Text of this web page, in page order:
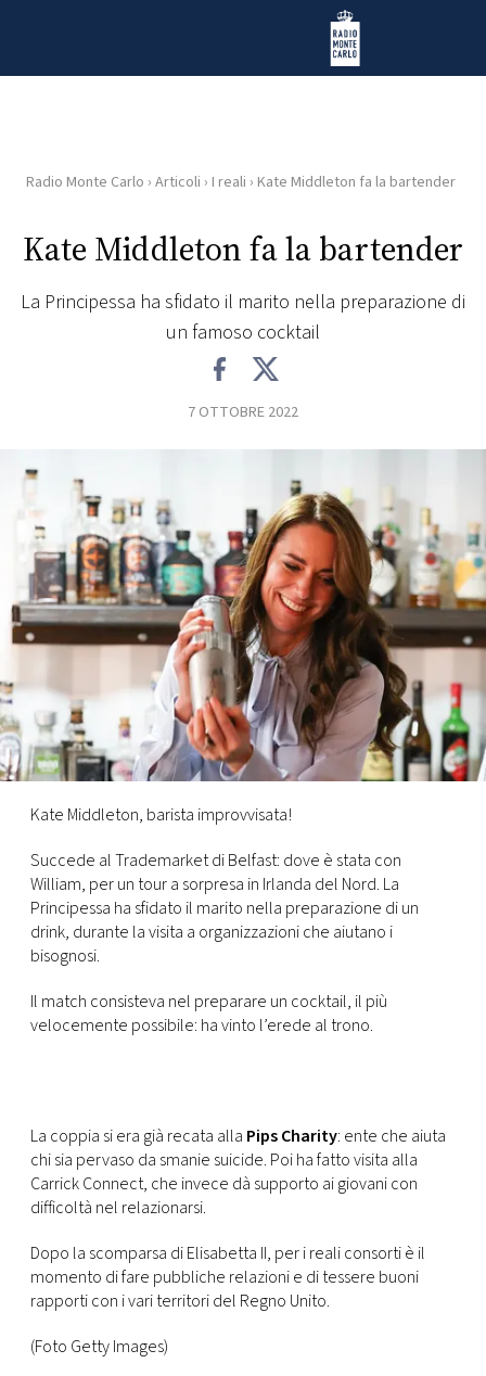
Radio Monte Carlo
HOME
RADIO
WEB
NEWS
FOTO
CONCORSI
EVENTI
VIDEO
TV
PRINCIPATO
DI
MONACO
RMC
Radio Monte Carlo › Articoli › I reali › Kate Middleton fa la bartender
Kate Middleton fa la bartender
La Principessa ha sfidato il marito nella preparazione di
un famoso cocktail
7 OTTOBRE 2022
Kate Middleton, barista improvvisata!
Succede al Trademarket di Belfast: dove è stata con
William, per un tour a sorpresa in Irlanda del Nord. La
Principessa ha sfidato il marito nella preparazione di un
drink, durante la visita a organizzazioni che aiutano i
bisognosi.
Il match consisteva nel preparare un cocktail, il più
velocemente possibile: ha vinto l’erede al trono.
La coppia si era già recata alla Pips Charity: ente che aiuta
chi sia pervaso da smanie suicide. Poi ha fatto visita alla
Carrick Connect, che invece dà supporto ai giovani con
difficoltà nel relazionarsi.
Dopo la scomparsa di Elisabetta II, per i reali consorti è il
momento di fare pubbliche relazioni e di tessere buoni
rapporti con i vari territori del Regno Unito.
(Foto Getty Images)